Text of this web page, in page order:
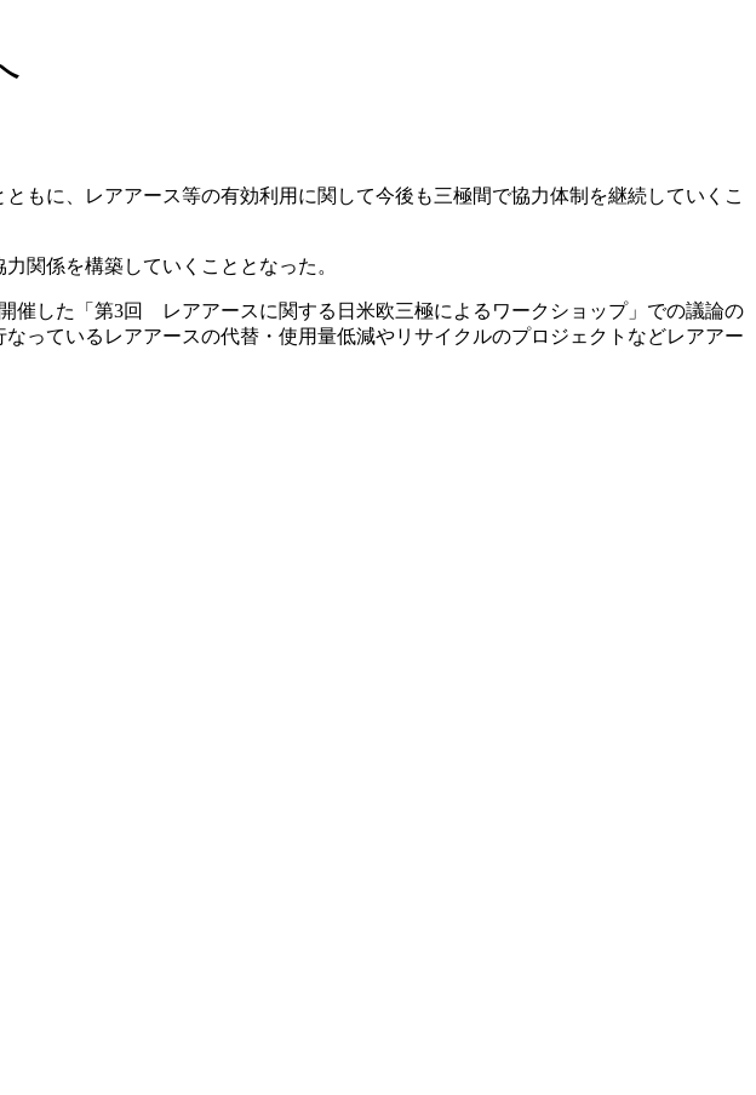
もに、レアアース等の有効利用に関して今後も三極間で協力体制を継続していくこ
関係を構築していくこととなった。
催した「第3回 レアアースに関する日米欧三極によるワークショップ」での議論の
っているレアアースの代替・使用量低減やリサイクルのプロジェクトなどレアアー